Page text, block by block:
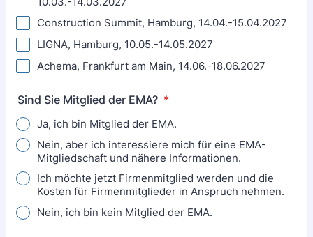
Construction Summit, Hamburg, 14.04.-15.04.2027
LIGNA, Hamburg, 10.05.-14.05.2027
Achema, Frankfurt am Main, 14.06.-18.06.2027
Sind Sie Mitglied der EMA? *
Ja, ich bin Mitglied der EMA.
Nein, aber ich interessiere mich für eine EMA-
Mitgliedschaft und nähere Informationen.
Ich möchte jetzt Firmenmitglied werden und die
Kosten für Firmenmitglieder in Anspruch nehmen.
Nein, ich bin kein Mitglied der EMA.